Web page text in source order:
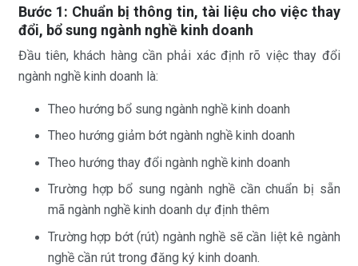
Bước 1: Chuẩn bị thông tin, tài liệu cho việc thay
đổi, bổ sung ngành nghề kinh doanh
Đầu tiên, khách hàng cần phải xác định rõ việc thay đổi
ngành nghề kinh doanh là:
Theo hướng bổ sung ngành nghề kinh doanh
Theo hướng giảm bớt ngành nghề kinh doanh
Theo hướng thay đổi ngành nghề kinh doanh
Trường hợp bổ sung ngành nghề cần chuẩn bị sẵn
mã ngành nghề kinh doanh dự định thêm
Trường hợp bớt (rút) ngành nghề sẽ cần liệt kê ngành
nghề cần rút trong đăng ký kinh doanh.